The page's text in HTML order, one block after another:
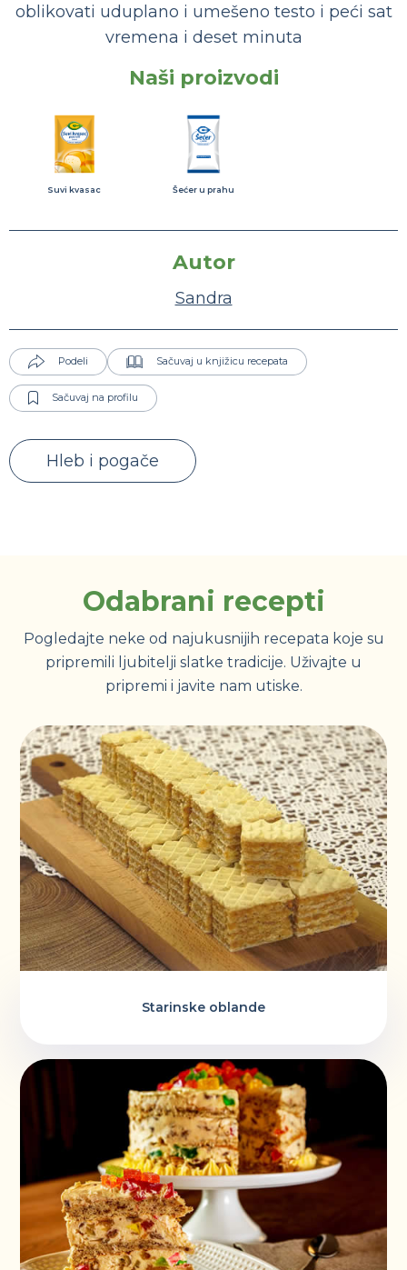
oblikovati uduplano i umešeno testo i peći sat
vremena i deset minuta
Naši proizvodi
Suvi kvasac Šećer u prahu
Autor
Sandra
Podeli Sačuvaj u knjižicu recepata
Sačuvaj na profilu
Hleb i pogače
Odabrani recepti
Pogledajte neke od najukusnijih recepata koje su
pripremili ljubitelji slatke tradicije. Uživajte u
pripremi i javite nam utiske.
Starinske oblande